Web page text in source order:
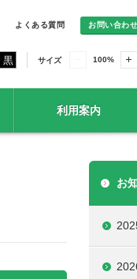
よくある質問 お問い合わせ
黒 サイズ 100%
利用案内
お